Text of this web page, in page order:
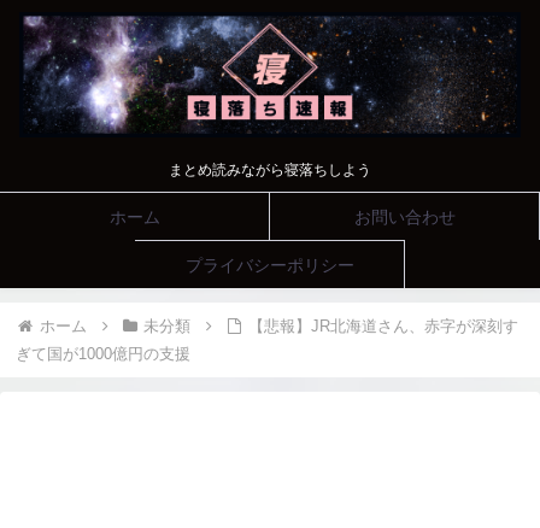
まとめ読みながら寝落ちしよう
ホーム お問い合わせ
プライバシーポリシー
ホーム 未分類
【悲報】JR北海道さん、赤字が深刻す
ぎて国が1000億円の支援